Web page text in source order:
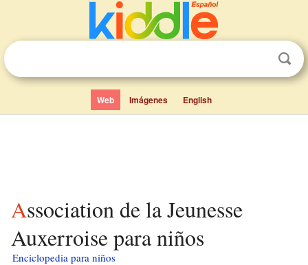
Web Imágenes English
Association de la Jeunesse
Auxerroise para niños
Enciclopedia para niños